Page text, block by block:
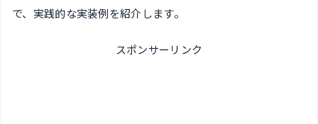
で、実践的な実装例を紹介します。
スポンサーリンク